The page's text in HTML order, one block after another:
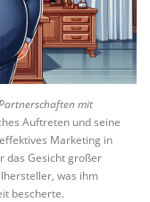
mit
Auftreten und seine
Marketing in
das Gesicht großer
was ihm
bescherte.